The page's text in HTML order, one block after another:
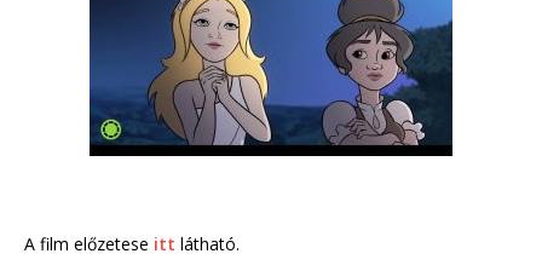
A film előzetese itt látható.